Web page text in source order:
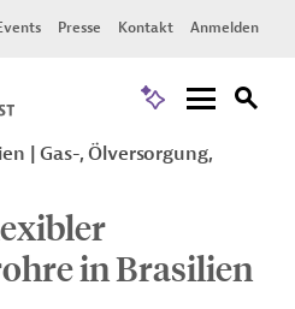
Presse Kontakt Anmelden
Gas-, Ölversorgung,
in Brasilien